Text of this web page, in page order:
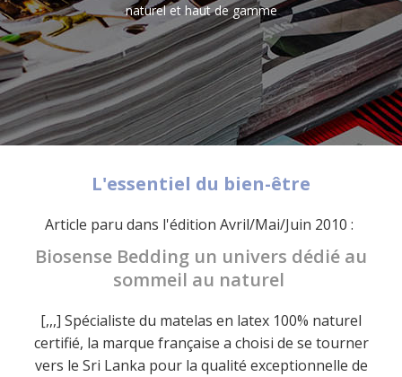
naturel et haut de gamme
L'essentiel du bien-être
Article paru dans l'édition Avril/Mai/Juin 2010 :
Biosense Bedding un univers dédié au
sommeil au naturel
[,,,] Spécialiste du matelas en latex 100% naturel
certifié, la marque française a choisi de se tourner
vers le Sri Lanka pour la qualité exceptionnelle de